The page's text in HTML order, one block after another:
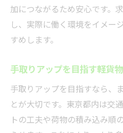
加につながるため安心です。
し、実際に働く環境をイメー
すめします。
手取りアップを目指す軽貨
手取りアップを目指すなら、
とが大切です。東京都内は交
トの工夫や荷物の積み込み順